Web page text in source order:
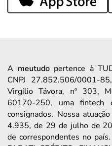
A meutudopertence à
CNPJ 27.852.506/0001-
Virgílio Távora, nº 303,
60170-250, uma fintech
consignados. Nossa
4.935, de 29 de julho de
de correspondentes no